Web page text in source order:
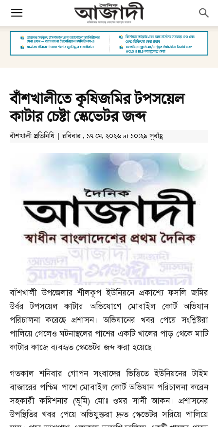
বাঁশখালীতে কৃষিজমির টপসয়েল
কাটার চেষ্টা স্কেভেটর জব্দ
বাঁশখালী প্রতিনিধি | রবিবার , ১৭ মে, ২০২৬ at ১০:২৯ পূর্বাহ্ণ
বাঁশখালী উপজেলার শীলকূপ ইউনিয়নে প্রকাশ্যে ফসলি জমির
উর্বর টপসয়েল কাটার অভিযোগে মোবাইল কোর্ট অভিযান
পরিচালনা করেছে প্রশাসন। অভিযানের খবর পেয়ে সংশ্লিষ্টরা
পালিয়ে গেলেও ঘটনাস্থলের পাশের একটি খালের পাড় থেকে মাটি
কাটার কাজে ব্যবহৃত স্কেভেটর জব্দ করা হয়েছে।
গতকাল শনিবার গোপন সংবাদের ভিত্তিতে ইউনিয়নের টাইম
বাজারের পশ্চিম পাশে মোবাইল কোর্ট অভিযান পরিচালনা করেন
সহকারী কমিশনার (ভূমি) মোঃ ওমর সানী আকন। প্রশাসনের
উপস্থিতির খবর পেয়ে অভিযুক্তরা দ্রুত স্কেভেটর সরিয়ে পালিয়ে